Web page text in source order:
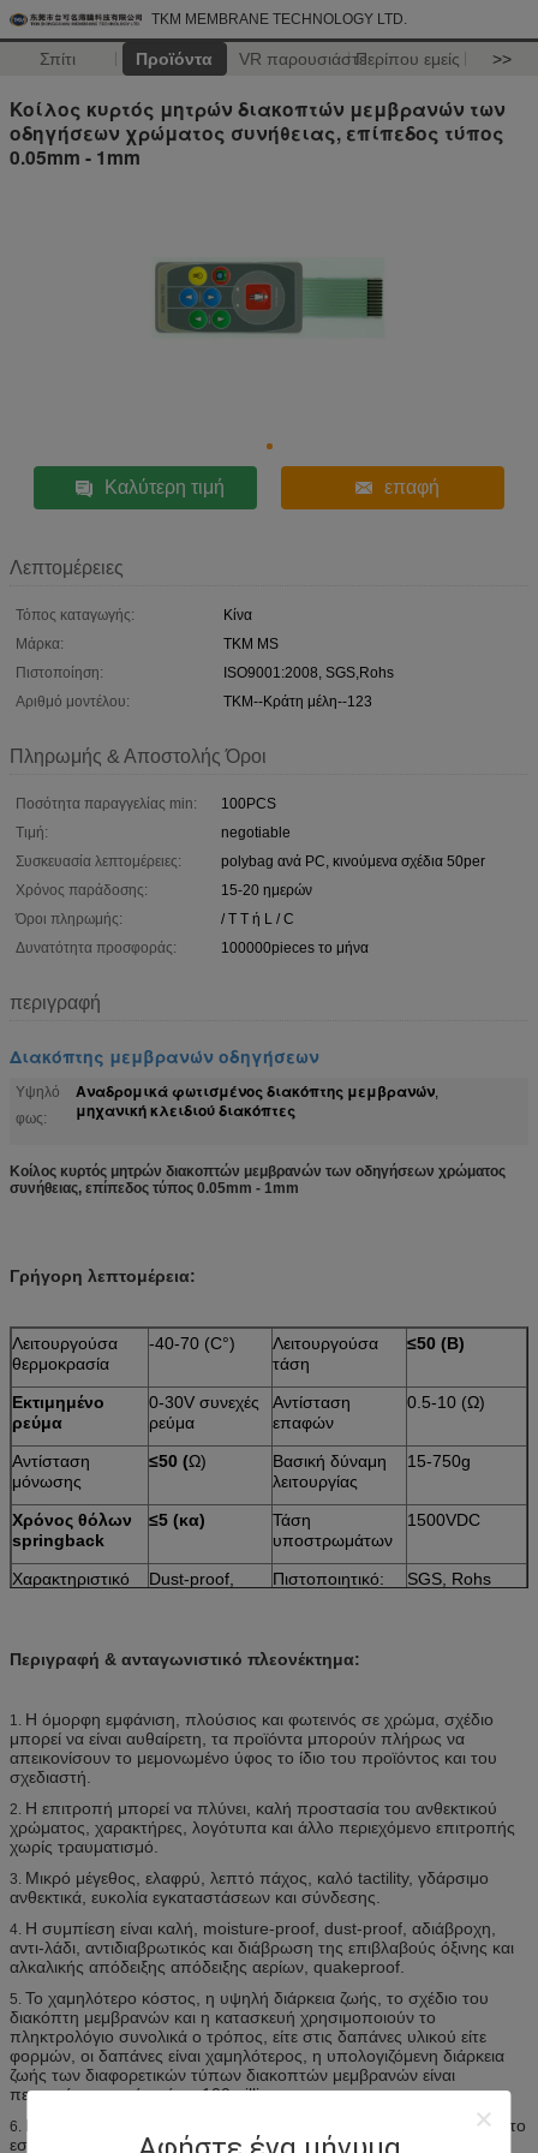
TKM MEMBRANE TECHNOLOGY LTD.
Σπίτι Προϊόντα VR παρουσιάστεΠερίπου εμείς >>
Κοίλος κυρτός μητρών διακοπτών μεμβρανών των
οδηγήσεων χρώματος συνήθειας, επίπεδος τύπος
0.05mm - 1mm
Καλύτερη τιμή επαφή
Λεπτομέρειες
Τόπος καταγωγής:
Κίνα
Μάρκα:
TKM MS
Πιστοποίηση:
ISO9001:2008, SGS,Rohs
Αριθμό μοντέλου:
TKM--Κράτη μέλη--123
Πληρωμής & Αποστολής Όροι
Ποσότητα παραγγελίας min:
100PCS
Τιμή:
negotiable
Συσκευασία λεπτομέρειες:
polybag ανά PC, κινούμενα σχέδια 50per
Χρόνος παράδοσης:
15-20 ημερών
Όροι πληρωμής:
/ T T ή L / C
Δυνατότητα προσφοράς:
100000pieces το μήνα
περιγραφή
Διακόπτης μεμβρανών οδηγήσεων
Υψηλό
φως:
Αναδρομικά φωτισμένος διακόπτης μεμβρανών,
μηχανική κλειδιού διακόπτες
Κοίλος κυρτός μητρών διακοπτών μεμβρανών των οδηγήσεων χρώματος
συνήθειας, επίπεδος τύπος 0.05mm - 1mm
Γρήγορη λεπτομέρεια:
Λειτουργούσα
θερμοκρασία
-40-70 (C°)
Λειτουργούσα
τάση
≤50 (Β)
Εκτιμημένο
ρεύμα
0-30V συνεχές
ρεύμα
Αντίσταση
επαφών
0.5-10 (Ω)
Αντίσταση
μόνωσης
≤50 (Ω)
Βασική δύναμη
λειτουργίας
15-750g
Χρόνος θόλων
springback
≤5 (κα)
Τάση
υποστρωμάτων
1500VDC
Χαρακτηριστικό
Dust-proof,
Πιστοποιητικό: SGS, Rohs
Περιγραφή & ανταγωνιστικό πλεονέκτημα:
1. Η όμορφη εμφάνιση, πλούσιος και φωτεινός σε χρώμα, σχέδιο
μπορεί να είναι αυθαίρετη, τα προϊόντα μπορούν πλήρως να
απεικονίσουν το μεμονωμένο ύφος το ίδιο του προϊόντος και του
σχεδιαστή.
2. Η επιτροπή μπορεί να πλύνει, καλή προστασία του ανθεκτικού
χρώματος, χαρακτήρες, λογότυπα και άλλο περιεχόμενο επιτροπής
χωρίς τραυματισμό.
3. Μικρό μέγεθος, ελαφρύ, λεπτό πάχος, καλό tactility, γδάρσιμο
ανθεκτικά, ευκολία εγκαταστάσεων και σύνδεσης.
4. Η συμπίεση είναι καλή, moisture-proof, dust-proof, αδιάβροχη,
αντι-λάδι, αντιδιαβρωτικός και διάβρωση της επιβλαβούς όξινης και
αλκαλικής απόδειξης απόδειξης αερίων, quakeproof.
5. Το χαμηλότερο κόστος, η υψηλή διάρκεια ζωής, το σχέδιο του
διακόπτη μεμβρανών και η κατασκευή χρησιμοποιούν το
πληκτρολόγιο συνολικά ο τρόπος, είτε στις δαπάνες υλικού είτε
φορμών, οι δαπάνες είναι χαμηλότερος, η υπολογιζόμενη διάρκεια
ζωής των διαφορετικών τύπων διακοπτών μεμβρανών είναι
περισσότερο από χρόνοι 100million.
6. Εύκολα να λειτουργήσουν, διαισθητικά, ασφαλή και αξιόπιστα, στο
εσωτερικό 100% λειτουργικά δοκιμασμένα, συστατικά είναι